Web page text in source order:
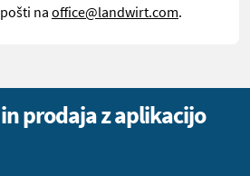
na office@landwirt.com.
prodaja z aplikacijo